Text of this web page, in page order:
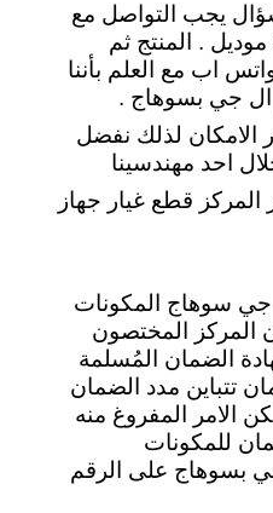
يجب التواصل مع
موديل . المنتج ثم
اب مع العلم بأننا
ال جي بسوهاج .
الامكان لذلك نفضل
احد مهندسينا
قطع غيار جهاز
جي سوهاج المكونات
المركز المختصون
الضمان المُسلمة
تتباين مدد الضمان
الامر المفروغ منه
للمكونات
بسوهاج على الرقم